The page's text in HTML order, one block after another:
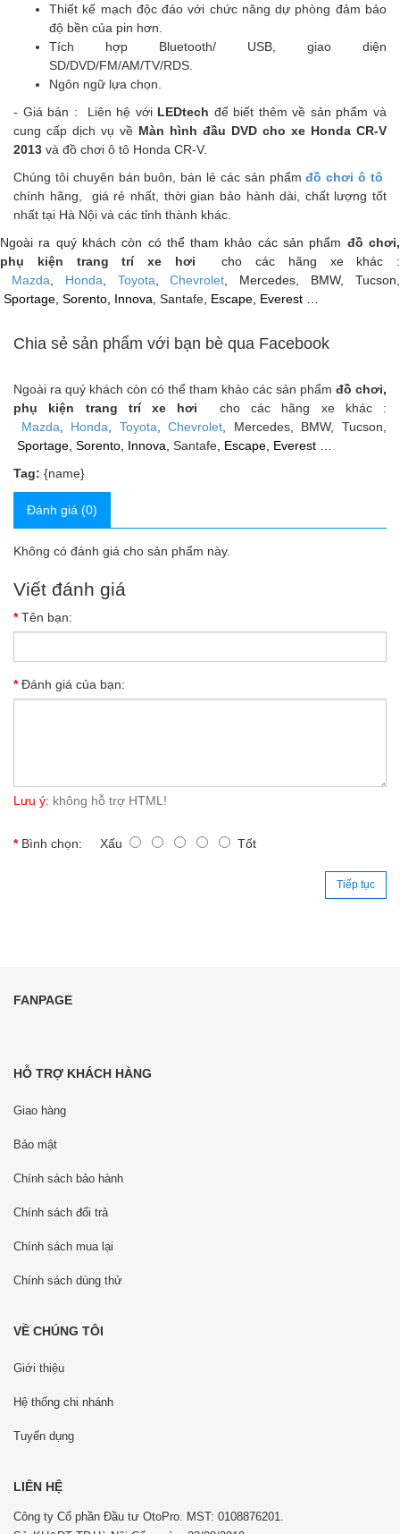
Thiết kế mạch độc đáo với chức năng dự phòng đảm bảo
độ bền của pin hơn.
Tích hợp Bluetooth/ USB, giao diện
SD/DVD/FM/AM/TV/RDS.
Ngôn ngữ lựa chọn.
- Giá bán : Liên hệ với LEDtech để biết thêm về sản phẩm và
cung cấp dịch vụ về Màn hình đầu DVD cho xe Honda CR-V
2013 và đồ chơi ô tô Honda CR-V.
Chúng tôi chuyên bán buôn, bán lẻ các sản phẩmđồ chơi ô tô
chính hãng, giá rẻ nhất, thời gian bảo hành dài, chất lượng tốt
nhất tại Hà Nội và các tỉnh thành khác.
Ngoài ra quý khách còn có thể tham khảo các sản phẩm đồ chơi,
phụ kiện trang trí xe hơi cho các hãng xe khác :
Mazda
Honda Toyota ,Chevrolet , Mercedes, BMW, Tucson,
Sportage, Sorento, Innova, Santafe , Escape, Everest …
Chia sẻ sản phẩm với bạn bè qua Facebook
Ngoài ra quý khách còn có thể tham khảo các sản phẩm đồ chơi,
phụ kiện trang trí xe hơi cho các hãng xe khác :
Mazda
Honda Toyota ,Chevrolet , Mercedes, BMW, Tucson,
Sportage, Sorento, Innova, Santafe , Escape, Everest …
Tag: {name}
Đánh giá (0)
Không có đánh giá cho sản phẩm này.
Viết đánh giá
Tên bạn:
Đánh giá của bạn:
Lưu ý: không hỗ trợ HTML!
Bình chọn: Xấu Tốt
Tiếp tục
FANPAGE
HỖ TRỢ KHÁCH HÀNG
Giao hàng
Bảo mật
Chính sách bảo hành
Chính sách đổi trả
Chính sách mua lại
Chính sách dùng thử
VỀ CHÚNG TÔI
Giới thiệu
Hệ thống chi nhánh
Tuyển dụng
LIÊN HỆ
Công ty Cổ phần Đầu tư OtoPro. MST: 0108876201.